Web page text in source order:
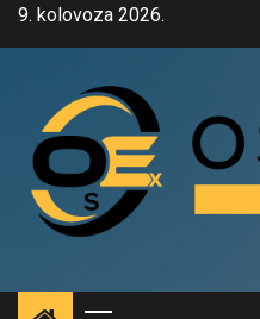
Skip9. kolovoza 2026.